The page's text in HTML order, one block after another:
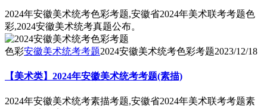
2024年安徽美术统考色彩考题,安徽省2024年美术联考考题色
彩,2024安徽美术统考真题公布。
色彩安徽美术统考考题2024安徽美术统考色彩考题2023/12/18
【美术类】2024年安徽美术统考考题(素描)
2024年安徽美术统考素描考题,安徽省2024年美术联考考题素